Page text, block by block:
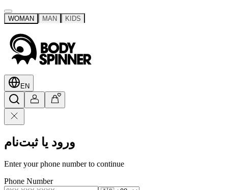
WOMAN MAN KIDS
EN
ورود یا ثبت‌نام
Enter your phone number to continue
Phone Number